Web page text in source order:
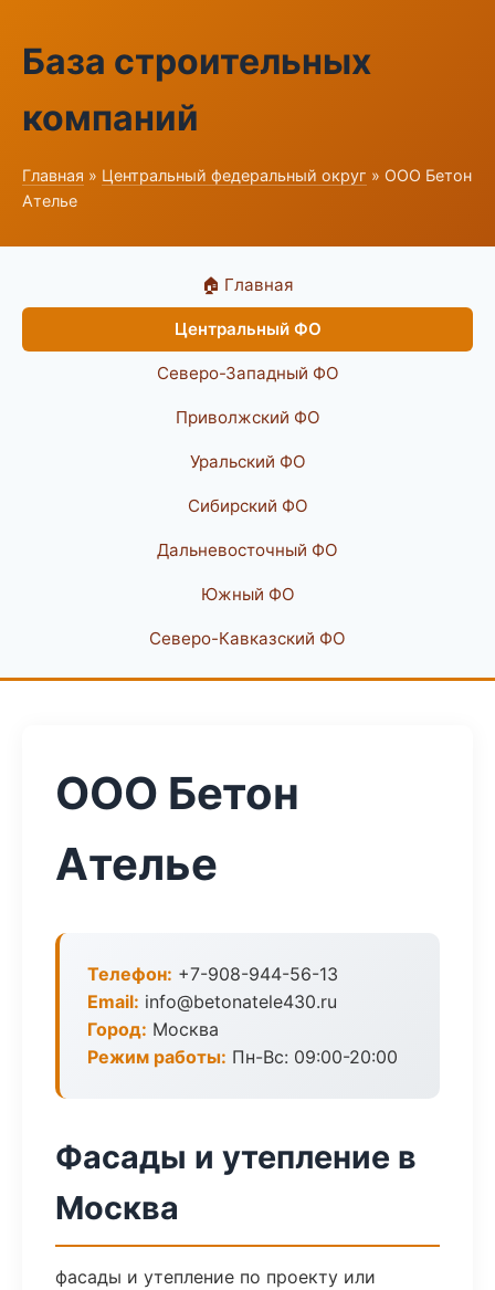
База строительных
компаний
Главная » Центральный федеральный округ » ООО Бетон
Ателье
🏠 Главная
Центральный ФО
Северо-Западный ФО
Приволжский ФО
Уральский ФО
Сибирский ФО
Дальневосточный ФО
Южный ФО
Северо-Кавказский ФО
ООО Бетон
Ателье
Телефон: +7-908-944-56-13
Email: info@betonatele430.ru
Город: Москва
Режим работы: Пн-Вс: 09:00-20:00
Фасады и утепление в
Москва
фасады и утепление по проекту или